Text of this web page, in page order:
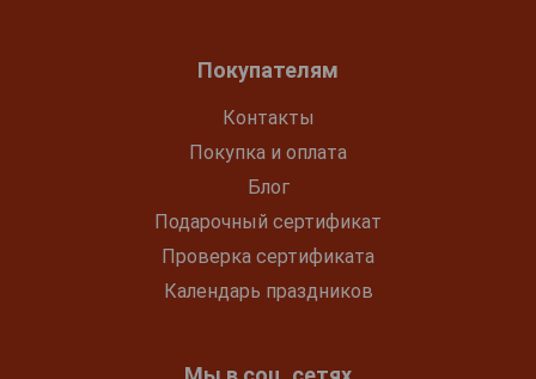
Покупателям
Контакты
Покупка и оплата
Блог
Подарочный сертификат
Проверка сертификата
Календарь праздников